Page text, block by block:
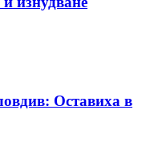
Оставиха в